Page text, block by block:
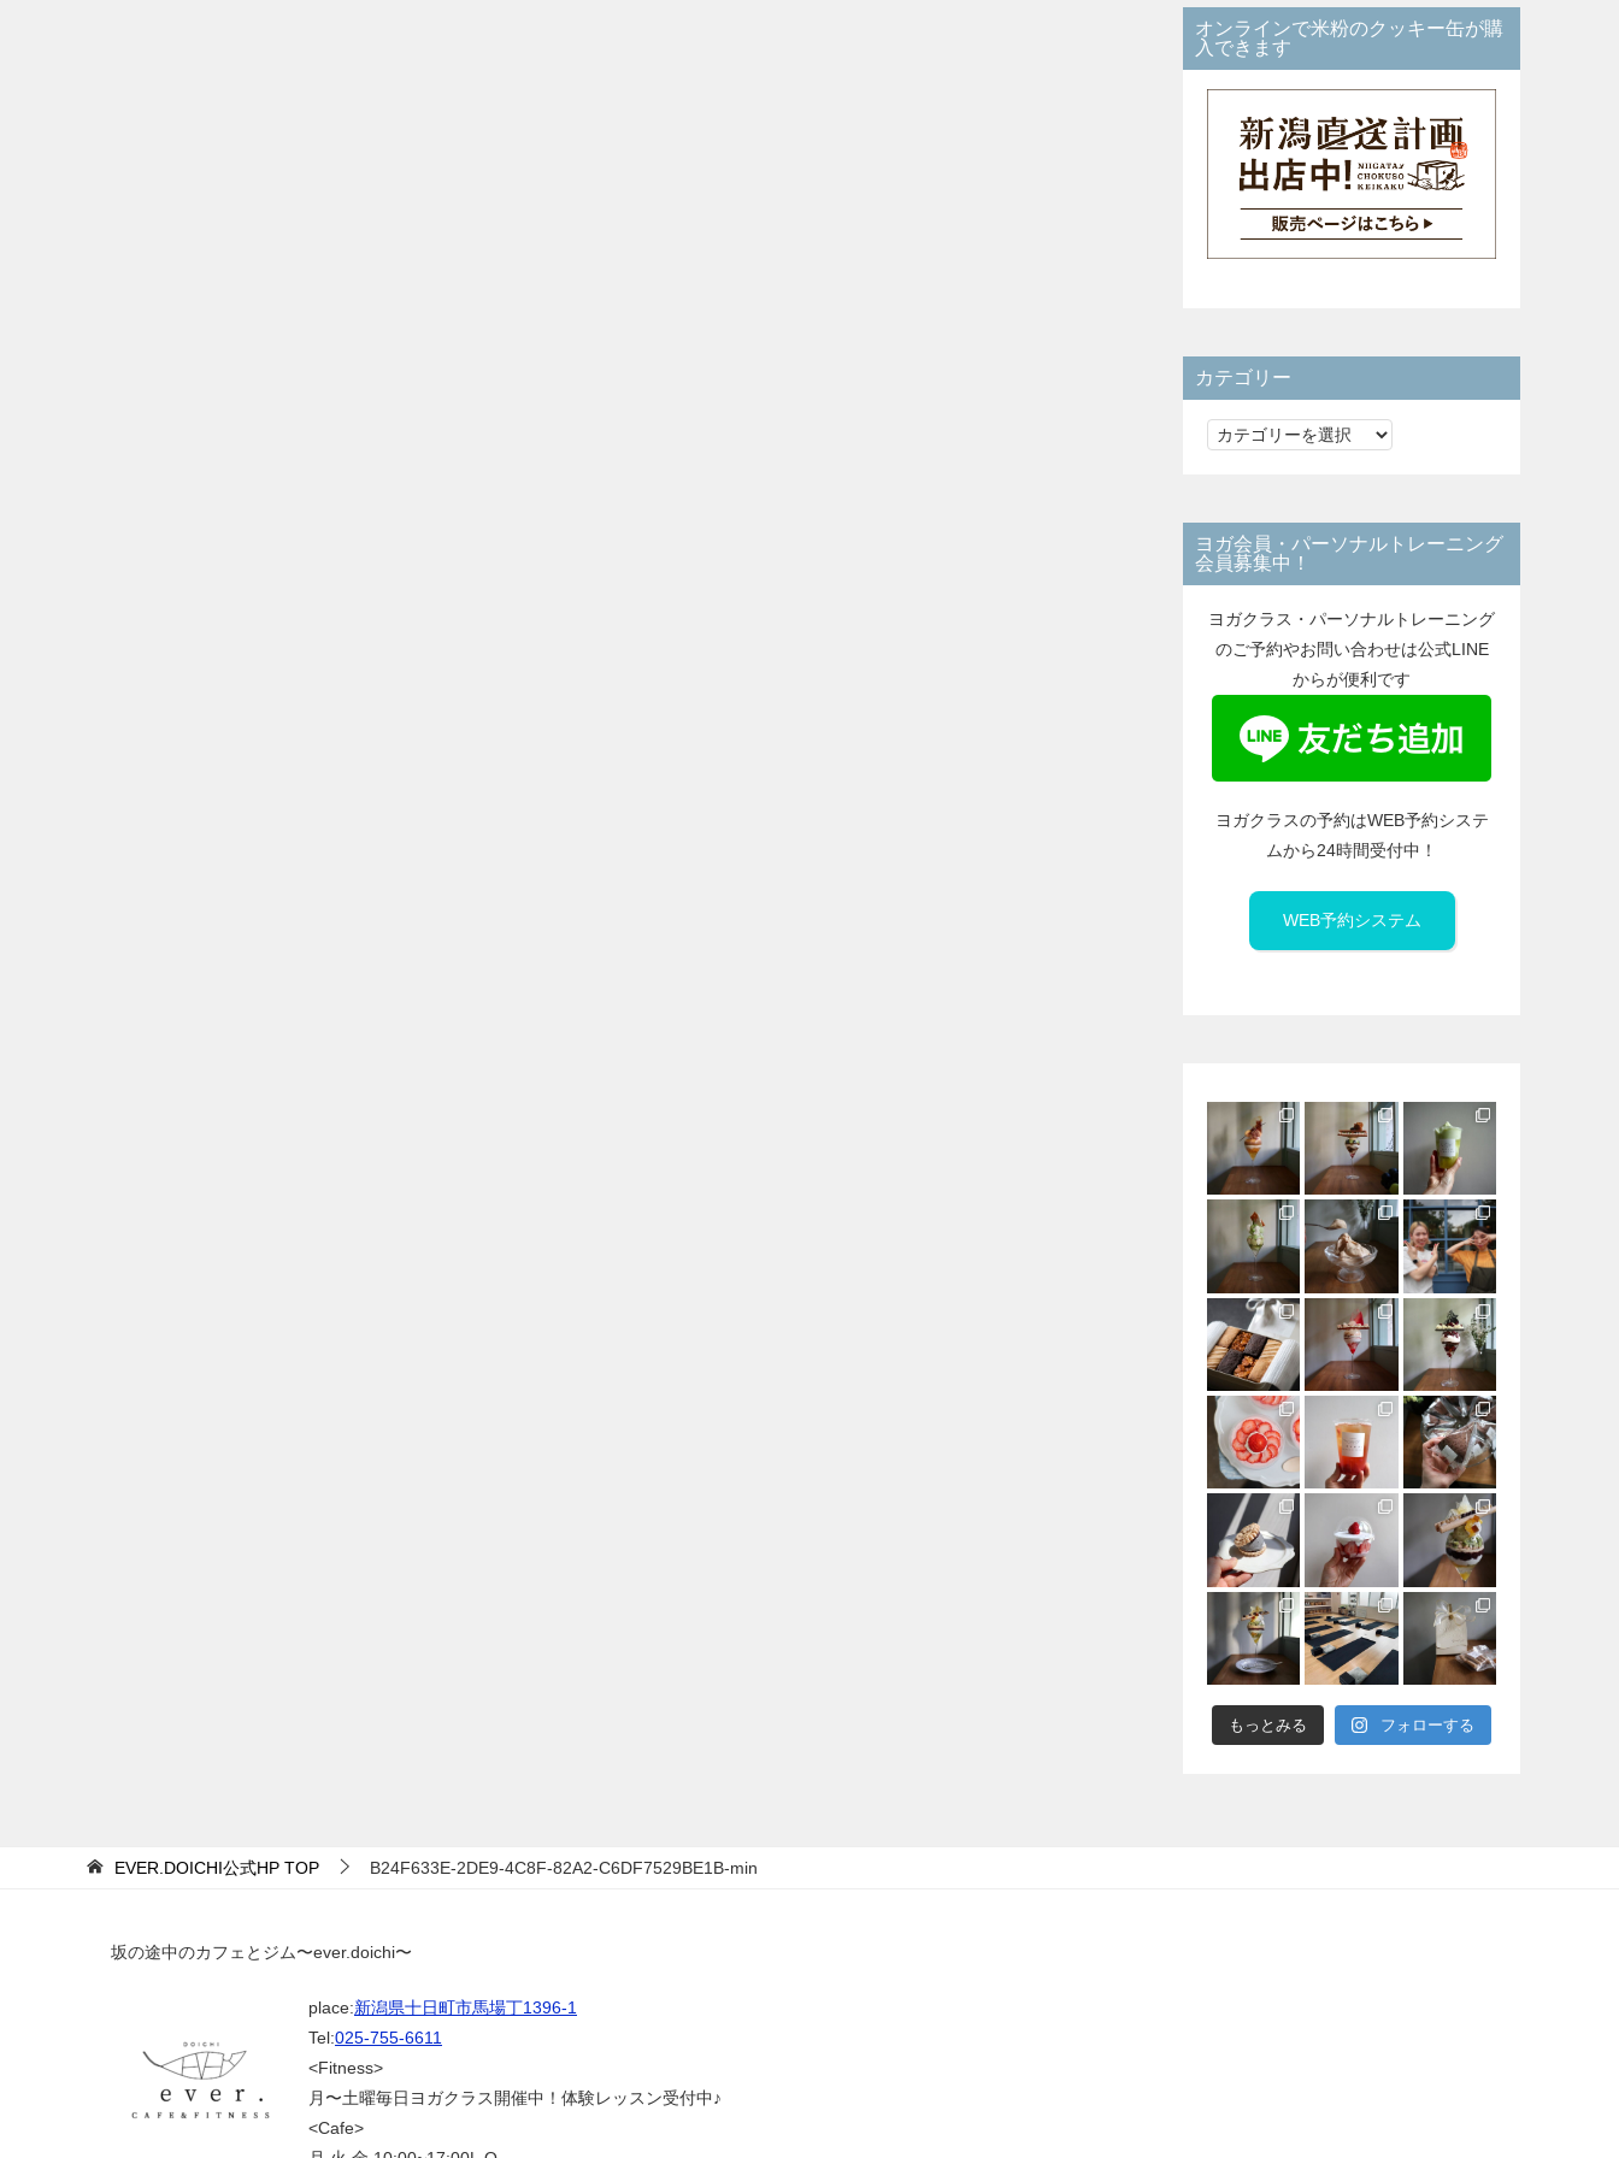
オンラインで米粉のクッキー缶が購
入できます
カテゴリー
カ
リ
ー
ヨガ会員・パーソナルトレーニング
会員募集中！
ヨガクラス・パーソナルトレーニング
のご予約やお問い合わせは公式LINE
からが便利です
ヨガクラスの予約はWEB予約システ
ムから24時間受付中！
WEB予約システム
もっとみる フォローする
EVER.DOICHI公式HP TOP B24F633E-2DE9-4C8F-82A2-C6DF7529BE1B-min
坂の途中のカフェとジム〜ever.doichi〜
place:新潟県十日町市馬場丁1396-1
Tel:025-755-6611
<Fitness>
月〜土曜毎日ヨガクラス開催中！体験レッスン受付中♪
<Cafe>